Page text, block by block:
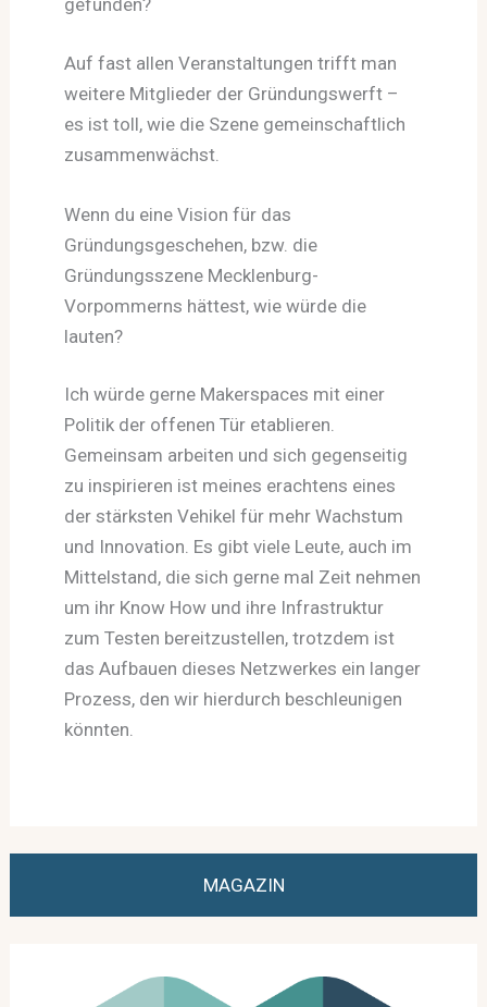
gefunden?
Auf fast allen Veranstaltungen trifft man
weitere Mitglieder der Gründungswerft –
es ist toll, wie die Szene gemeinschaftlich
zusammenwächst.
Wenn du eine Vision für das
Gründungsgeschehen, bzw. die
Gründungsszene Mecklenburg-
Vorpommerns hättest, wie würde die
lauten?
Ich würde gerne Makerspaces mit einer
Politik der offenen Tür etablieren.
Gemeinsam arbeiten und sich gegenseitig
zu inspirieren ist meines erachtens eines
der stärksten Vehikel für mehr Wachstum
und Innovation. Es gibt viele Leute, auch im
Mittelstand, die sich gerne mal Zeit nehmen
um ihr Know How und ihre Infrastruktur
zum Testen bereitzustellen, trotzdem ist
das Aufbauen dieses Netzwerkes ein langer
Prozess, den wir hierdurch beschleunigen
könnten.
MAGAZIN